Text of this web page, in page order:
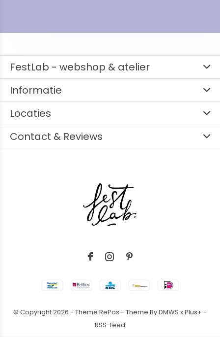
FestLab - webshop & atelier
Informatie
Locaties
Contact & Reviews
© Copyright2026 - Theme RePos - Theme ByDMWS xPlus+ -
RSS-feed